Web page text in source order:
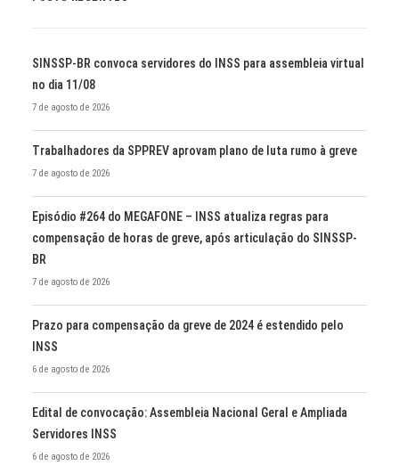
SINSSP-BR convoca servidores do INSS para assembleia virtual
no dia 11/08
7 de agosto de 2026
Trabalhadores da SPPREV aprovam plano de luta rumo à greve
7 de agosto de 2026
Episódio #264 do MEGAFONE – INSS atualiza regras para
compensação de horas de greve, após articulação do SINSSP-
BR
7 de agosto de 2026
Prazo para compensação da greve de 2024 é estendido pelo
INSS
6 de agosto de 2026
Edital de convocação: Assembleia Nacional Geral e Ampliada
Servidores INSS
6 de agosto de 2026